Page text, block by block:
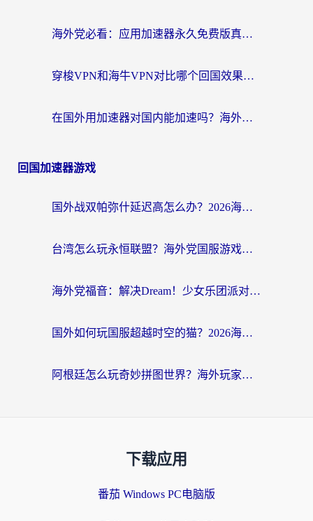
海外党必看：应用加速器永久免费版真的存在吗？教你选对回国加速器无缝刷国内资源
穿梭VPN和海牛VPN对比哪个回国效果更好？海外华人亲测3款热门加速器+避坑指南
在国外用加速器对国内能加速吗？海外党亲测有效的无缝访问指南
回国加速器游戏
国外战双帕弥什延迟高怎么办？2026海外畅玩国服游戏终极指南（附实测工具推荐）
台湾怎么玩永恒联盟？海外党国服游戏加速器选择全攻略（附3大热门游戏实测）
海外党福音：解决Dream！少女乐团派对！国外延迟的实用指南，附北美英国游戏加速方案
国外如何玩国服超越时空的猫？2026海外党必看的加速器选择指南
阿根廷怎么玩奇妙拼图世界？海外玩家国服游戏加速全攻略（附帕斯卡契约战舰少女解决方案）
下载应用
番茄 Windows PC电脑版